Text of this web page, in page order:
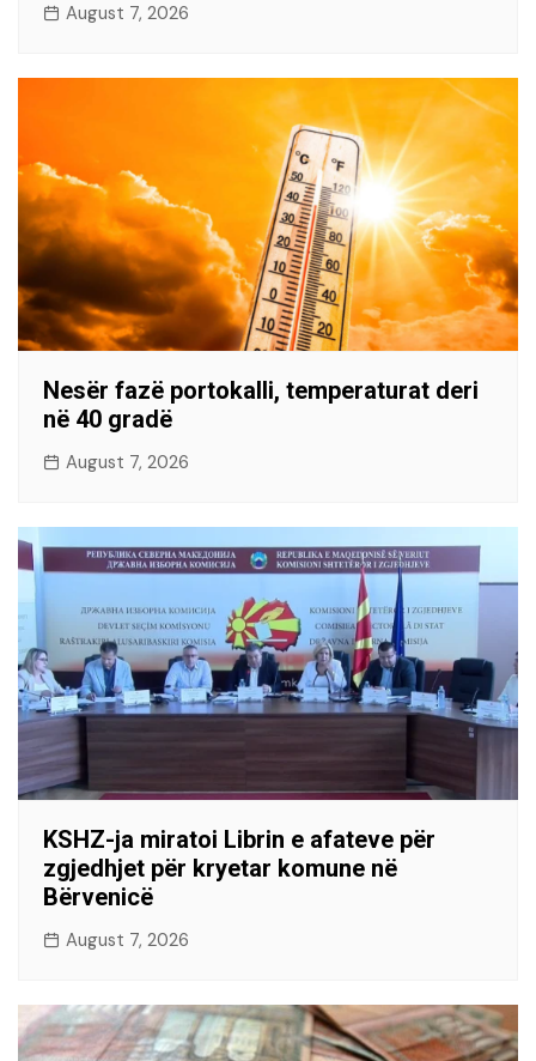
August 7, 2026
Nesër fazë portokalli, temperaturat deri
në 40 gradë
August 7, 2026
KSHZ-ja miratoi Librin e afateve për
zgjedhjet për kryetar komune në
Bërvenicë
August 7, 2026